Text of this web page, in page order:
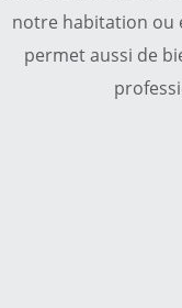
notre habitation ou
permet aussi de